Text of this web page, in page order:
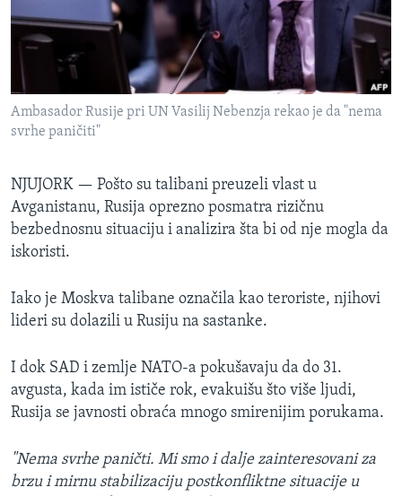
SPORT
INTERVJU
Ambasador Rusije pri UN Vasilij Nebenzja rekao je da "nema
svrhe paničiti"
NJUJORK — Pošto su talibani preuzeli vlast u
Avganistanu, Rusija oprezno posmatra rizičnu
bezbednosnu situaciju i analizira šta bi od nje mogla da
iskoristi.
Iako je Moskva talibane označila kao teroriste, njihovi
lideri su dolazili u Rusiju na sastanke.
I dok SAD i zemlje NATO-a pokušavaju da do 31.
avgusta, kada im ističe rok, evakuišu što više ljudi,
Rusija se javnosti obraća mnogo smirenijim porukama.
"Nema svrhe paničti. Mi smo i dalje zainteresovani za
brzu i mirnu stabilizaciju postkonfliktne situacije u